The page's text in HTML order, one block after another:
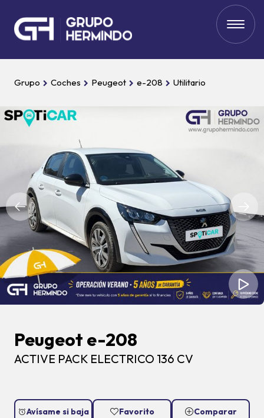
Grupo Coches Peugeot e-208 Utilitario
Peugeot e-208
ACTIVE PACK ELECTRICO 136 CV
Avísame si baja Favorito Comparar